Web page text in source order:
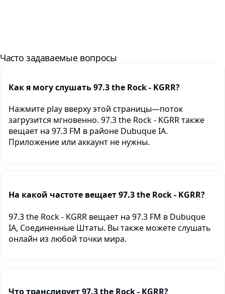
Часто задаваемые вопросы
Как я могу слушать 97.3 the Rock - KGRR?
Нажмите play вверху этой страницы—поток
загрузится мгновенно. 97.3 the Rock - KGRR также
вещает на 97.3 FM в районе Dubuque IA.
Приложение или аккаунт не нужны.
На какой частоте вещает 97.3 the Rock - KGRR?
97.3 the Rock - KGRR вещает на 97.3 FM в Dubuque
IA, Соединенные Штаты. Вы также можете слушать
онлайн из любой точки мира.
Что транслирует 97.3 the Rock - KGRR?